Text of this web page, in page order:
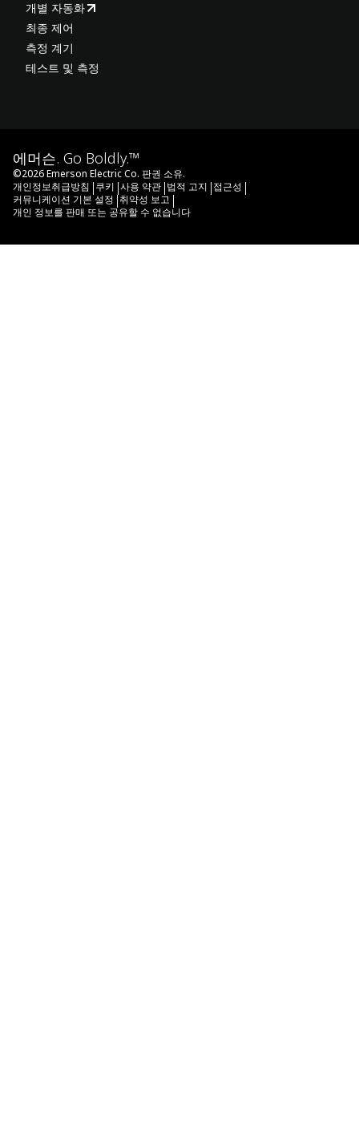
개별 자동화
최종 제어
측정 계기
테스트 및 측정
에머슨. Go Boldly.™
©2026Emerson Electric Co. 판권 소유.
개인정보취급방침 |쿠키 |사용 약관 |법적 고지 |접근성 |
커뮤니케이션 기본 설정 |취약성 보고 |
개인 정보를 판매 또는 공유할 수 없습니다